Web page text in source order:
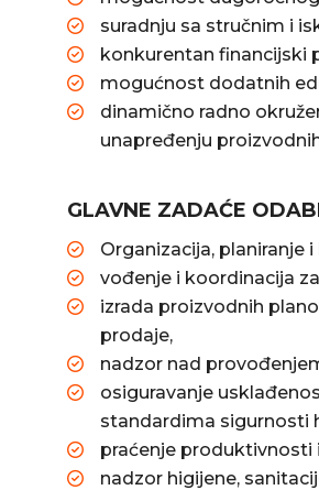
suradnju sa stručnim i
konkurentan financijski
mogućnost dodatnih
dinamično radno
unapređenju
GLAVNE ZADAĆE
Organizacija, planiranje
vođenje i koordinacija
izrada proizvodnih
prodaje,
nadzor nad
osiguravanje
standardima sigurnosti
praćenje
nadzor higijene,